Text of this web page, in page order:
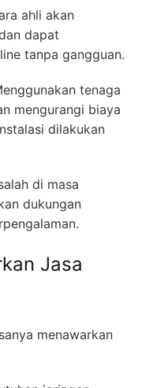
ahli akan
dapat
tanpa gangguan.
tenaga
mengurangi biaya
dilakukan
di masa
dukungan
Jasa
menawarkan